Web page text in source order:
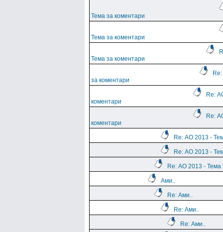
Тема за коментари
Тема за коментари
Тема за коментари
за коментари
Re:
коментари
Re:
коментари
Re: АО 2013 -
Re: АО 2013 -
Re: АО 2013 - Тема
Ами..
Re: Ами..
Re: Ами..
Re: Ами..